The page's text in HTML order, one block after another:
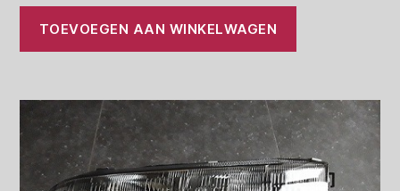
TOEVOEGEN AAN WINKELWAGEN